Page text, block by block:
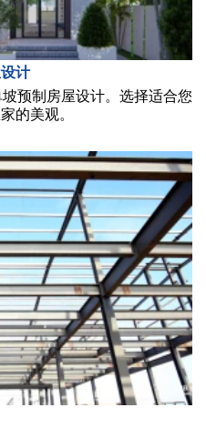
计
预制房屋设计。选择适合您
的美观。